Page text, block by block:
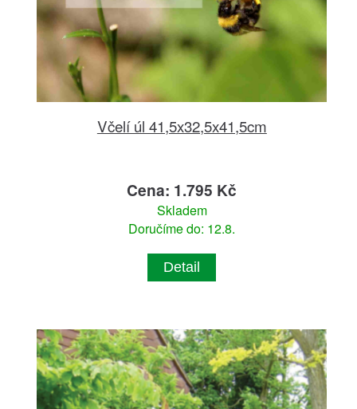
Včelí úl 41,5x32,5x41,5cm
Cena: 1.795 Kč
Skladem
Doručíme do: 12.8.
Detail